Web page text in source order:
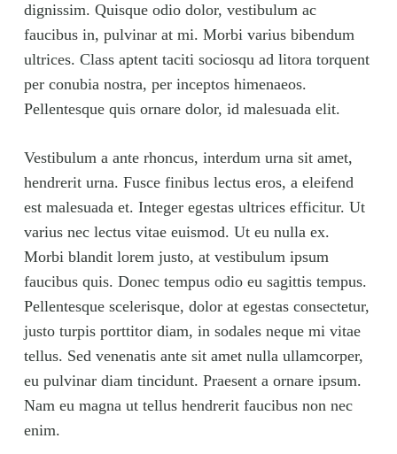
dignissim. Quisque odio dolor, vestibulum ac
faucibus in, pulvinar at mi. Morbi varius bibendum
ultrices. Class aptent taciti sociosqu ad litora torquent
per conubia nostra, per inceptos himenaeos.
Pellentesque quis ornare dolor, id malesuada elit.
Vestibulum a ante rhoncus, interdum urna sit amet,
hendrerit urna. Fusce finibus lectus eros, a eleifend
est malesuada et. Integer egestas ultrices efficitur. Ut
varius nec lectus vitae euismod. Ut eu nulla ex.
Morbi blandit lorem justo, at vestibulum ipsum
faucibus quis. Donec tempus odio eu sagittis tempus.
Pellentesque scelerisque, dolor at egestas consectetur,
justo turpis porttitor diam, in sodales neque mi vitae
tellus. Sed venenatis ante sit amet nulla ullamcorper,
eu pulvinar diam tincidunt. Praesent a ornare ipsum.
Nam eu magna ut tellus hendrerit faucibus non nec
enim.